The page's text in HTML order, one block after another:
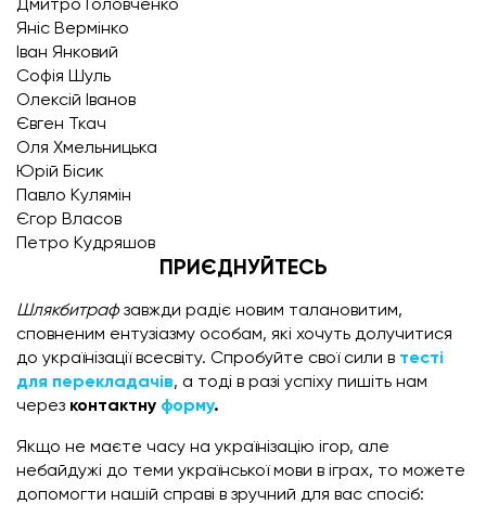
Дмитро Головченко
Яніс Вермінко
Іван Янковий
Софія Шуль
Олексій Іванов
Євген Ткач
Оля Хмельницька
Юрій Бісик
Павло Кулямін
Єгор Власов
Петро Кудряшов
ПРИЄДНУЙТЕСЬ
Шлякбитрафзавжди радіє новим талановитим,
сповненим ентузіазму особам, які хочуть долучитися
до українізації всесвіту. Спробуйте свої сили в тесті
для перекладачів, а тоді в разі успіху пишіть нам
через контактну форму.
Якщо не маєте часу на українізацію ігор, але
небайдужі до теми української мови в іграх, то можете
допомогти нашій справі в зручний для вас спосіб: